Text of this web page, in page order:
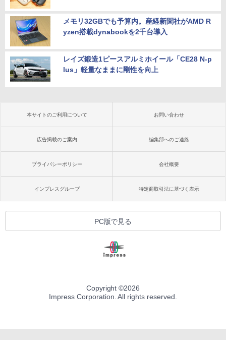
メモリ32GBでも予算内。産経新聞社がAMD R
yzen搭載dynabookを2千台導入
レイズ鍛造1ピースアルミホイール「CE28 N-p
lus」軽量なままに剛性を向上
本サイトのご利用について お問い合わせ
広告掲載のご案内 編集部へのご連絡
プライバシーポリシー 会社概要
インプレスグループ 特定商取引法に基づく表示
PC版で見る
Copyright ©2026
Impress Corporation. All rights reserved.